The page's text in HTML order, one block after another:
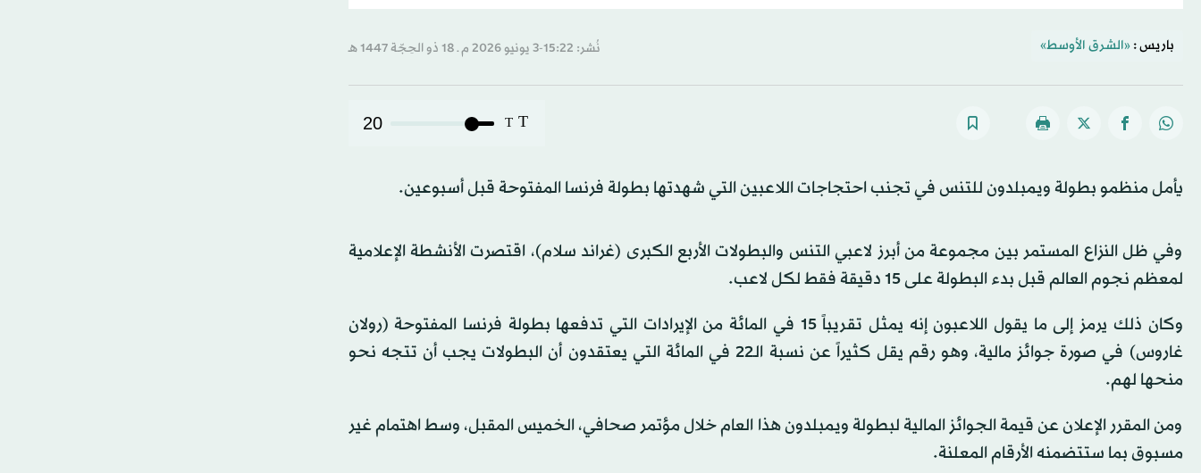
باريس : «الشرق الأوسط» نُشر: 15:22-3 يونيو 2026 م ـ 18 ذو الحِجّة 1447 هـ
T
T
20
يأمل منظمو بطولة ويمبلدون للتنس في تجنب احتجاجات اللاعبين التي شهدتها بطولة فرنسا المفتوحة قبل أسبوعين.
وفي ظل النزاع المستمر بين مجموعة من أبرز لاعبي التنس والبطولات الأربع الكبرى (غراند سلام)، اقتصرت الأنشطة الإعلامية
لمعظم نجوم العالم قبل بدء البطولة على 15 دقيقة فقط لكل لاعب.
وكان ذلك يرمز إلى ما يقول اللاعبون إنه يمثل تقريباً 15 في المائة من الإيرادات التي تدفعها بطولة فرنسا المفتوحة (رولان
غاروس) في صورة جوائز مالية، وهو رقم يقل كثيراً عن نسبة الـ22 في المائة التي يعتقدون أن البطولات يجب أن تتجه نحو
منحها لهم.
ومن المقرر الإعلان عن قيمة الجوائز المالية لبطولة ويمبلدون هذا العام خلال مؤتمر صحافي، الخميس المقبل، وسط اهتمام غير
مسبوق بما ستتضمنه الأرقام المعلنة.